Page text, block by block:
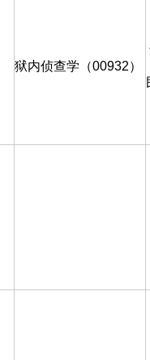
狱内侦查学（00932）